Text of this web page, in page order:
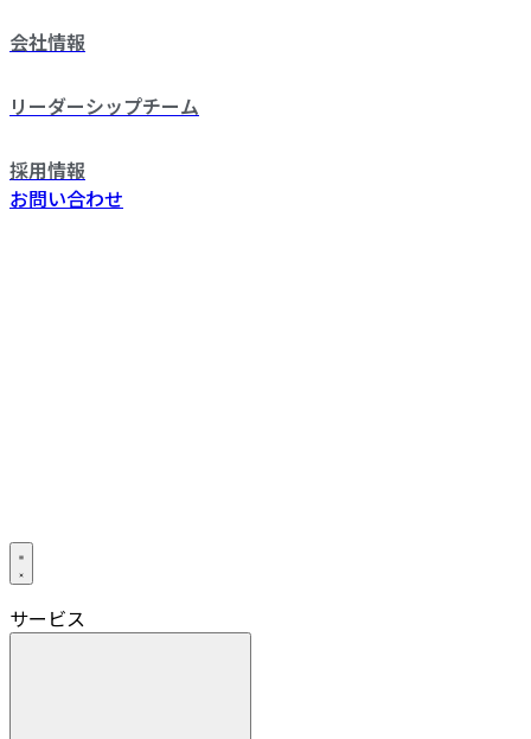
会社情報
リーダーシップチーム
採用情報
お問い合わせ
サービス